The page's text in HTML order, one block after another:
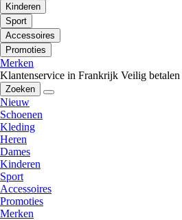
Kinderen
Sport
Accessoires
Promoties
Merken
Klantenservice in Frankrijk Veilig betalen
Zoeken
Nieuw
Schoenen
Kleding
Heren
Dames
Kinderen
Sport
Accessoires
Promoties
Merken